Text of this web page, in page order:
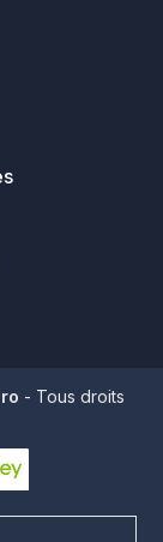
- Tous droits